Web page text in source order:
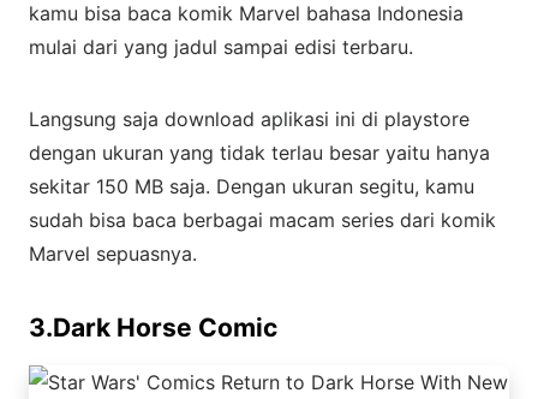
kamu bisa baca komik Marvel bahasa Indonesia
mulai dari yang jadul sampai edisi terbaru.
Langsung saja download aplikasi ini di playstore
dengan ukuran yang tidak terlau besar yaitu hanya
sekitar 150 MB saja. Dengan ukuran segitu, kamu
sudah bisa baca berbagai macam series dari komik
Marvel sepuasnya.
3.Dark Horse Comic